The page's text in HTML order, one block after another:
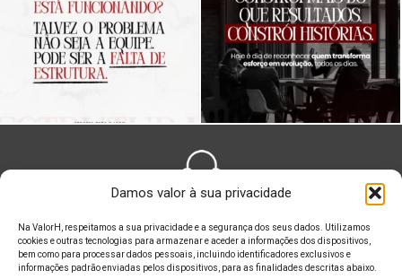
Damos valor à sua privacidade
Na ValorH, respeitamos a sua privacidade e a segurança dos seus dados. Utilizamos
cookies e outras tecnologias para armazenar e aceder a informações dos dispositivos,
bem como para processar dados pessoais, incluindo identificadores exclusivos e
informações padrão enviadas pelos dispositivos, para as finalidades descritas abaixo.